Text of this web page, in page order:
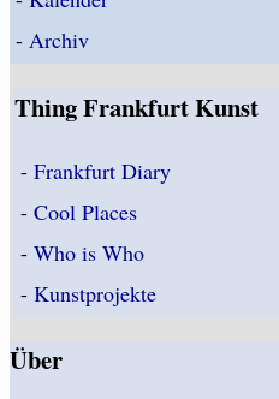
- Archiv
Thing Frankfurt Kunst
-Frankfurt Diary
-Cool Places
-Who is Who
-Kunstprojekte
Über